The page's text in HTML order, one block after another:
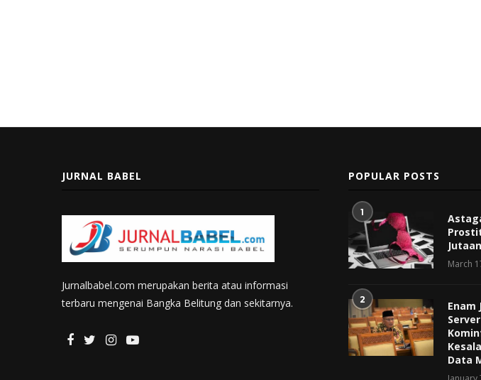
JURNAL BABEL
Jurnalbabel.com merupakan berita atau informasi
terbaru mengenai Bangka Belitung dan sekitarnya.
POPULAR POSTS
1
March
2
Enam
Data